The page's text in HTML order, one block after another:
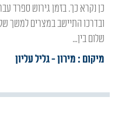
כן נקרא כך. בזמן גירוש ספרד
ובדרכו התיישב במצרים למשך
שלום בין…
מיקום : מירון- גליל עליון